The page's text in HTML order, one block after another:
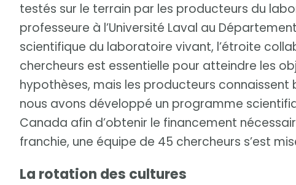
testés sur le terrain par les producteurs du
professeure à l’Université Laval au
scientifique du laboratoire vivant, l’étroite
chercheurs est essentielle pour atteindre les
hypothèses, mais les producteurs
nous avons développé un programme
Canada afin d’obtenir le financement
franchie, une équipe de 45 chercheurs s’est
La rotation des cultures